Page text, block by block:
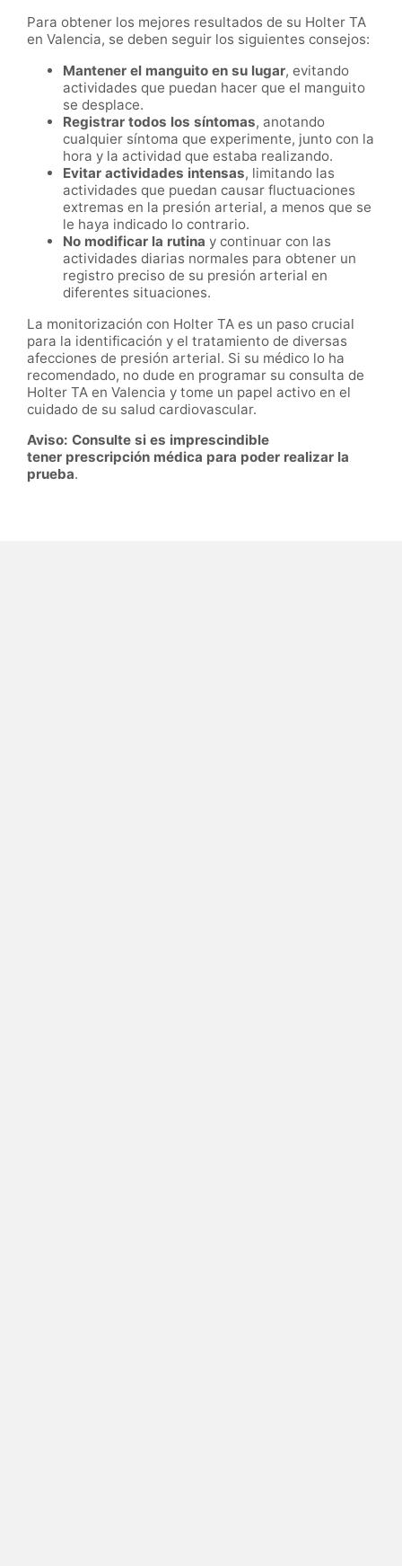
Para obtener los mejores resultados de su Holter TA
en Valencia, se deben seguir los siguientes consejos:
Mantener el manguito en su lugar, evitando
actividades que puedan hacer que el manguito
se desplace.
Registrar todos los síntomas, anotando
cualquier síntoma que experimente, junto con la
hora y la actividad que estaba realizando.
Evitar actividades intensas, limitando las
actividades que puedan causar fluctuaciones
extremas en la presión arterial, a menos que se
le haya indicado lo contrario.
No modificar la rutina y continuar con las
actividades diarias normales para obtener un
registro preciso de su presión arterial en
diferentes situaciones.
La monitorización con Holter TA es un paso crucial
para la identificación y el tratamiento de diversas
afecciones de presión arterial. Si su médico lo ha
recomendado, no dude en programar su consulta de
Holter TA en Valencia y tome un papel activo en el
cuidado de su salud cardiovascular.
Aviso: Consulte si es imprescindible
tener prescripción médica para poder realizar la
prueba.